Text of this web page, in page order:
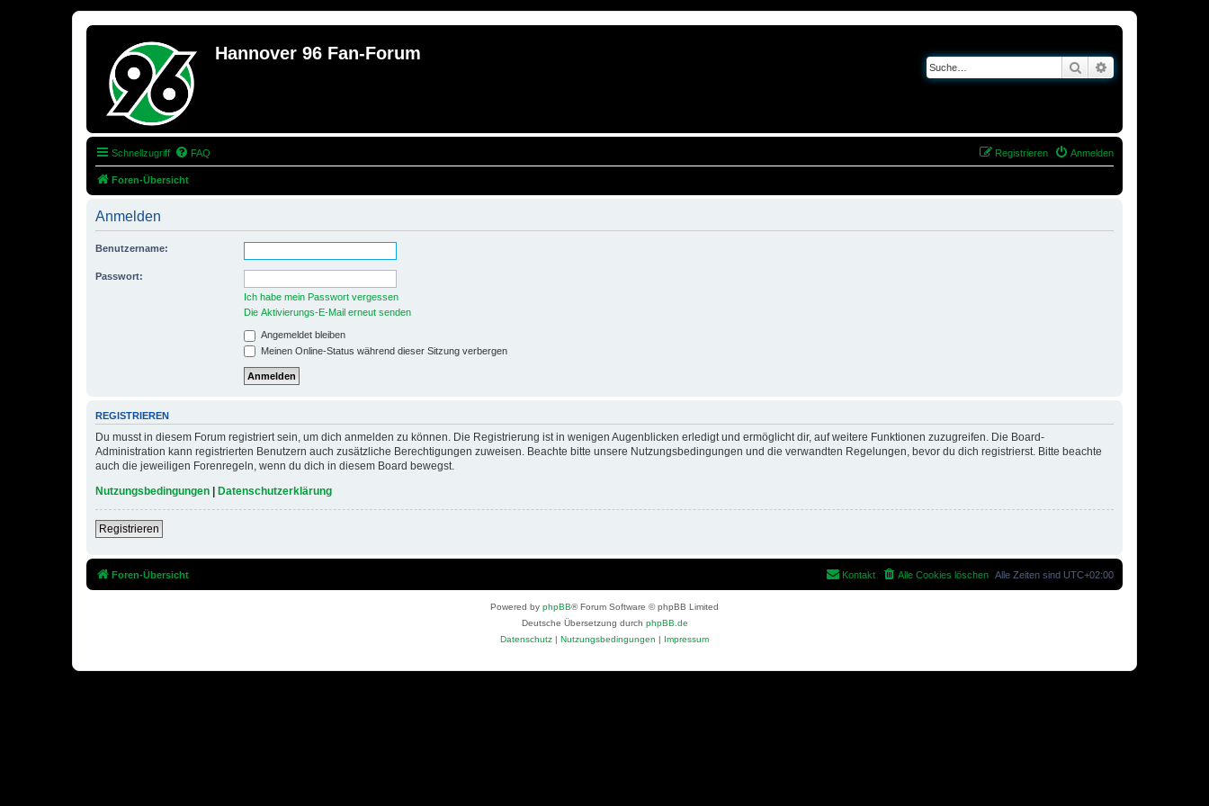
Hannover 96 Fan-Forum
Suche
Schnellzugriff FAQ Anmelden
Registrieren
Foren-Übersicht
Anmelden
Benutzername:
Passwort:
Ich habe mein Passwort vergessen
Die Aktivierungs-E-Mail erneut senden
Angemeldet bleiben
Meinen Online-Status während dieser Sitzung verbergen
REGISTRIEREN
Du musst in diesem Forum registriert sein, um dich anmelden zu können. Die Registrierung ist in wenigen Augenblicken erledigt und ermöglicht dir, auf weitere Funktionen zuzugreifen. Die Board-
Administration kann registrierten Benutzern auch zusätzliche Berechtigungen zuweisen. Beachte bitte unsere Nutzungsbedingungen und die verwandten Regelungen, bevor du dich registrierst. Bitte beachte
auch die jeweiligen Forenregeln, wenn du dich in diesem Board bewegst.
Nutzungsbedingungen | Datenschutzerklärung
Registrieren
Foren-Übersicht Alle Zeiten sind UTC+02:00
Alle Cookies löschen
Kontakt
Powered by phpBB® Forum Software © phpBB Limited
Deutsche Übersetzung durch phpBB.de
Datenschutz | Nutzungsbedingungen | Impressum